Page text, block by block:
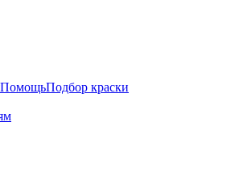
ПомощьПодбор краски